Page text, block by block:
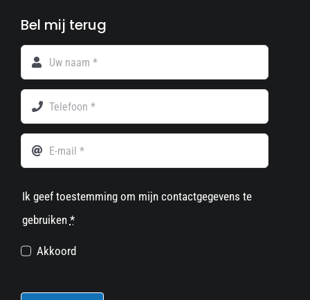
Bel mij terug
Ik geef toestemming om mijn contactgegevens te
gebruiken *
Akkoord